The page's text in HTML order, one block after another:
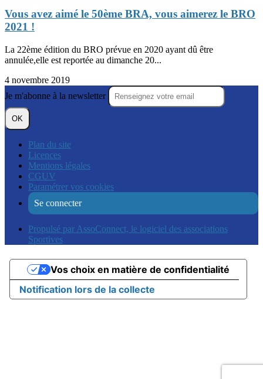
Vous avez aimé le 50ème BRA, vous aimerez le BRO
2021 !
La 22ème édition du BRO prévue en 2020 ayant dû être
annulée,elle est reportée au dimanche 20...
4 novembre 2019
Je m'abonne à la newsletter
OK
Plan du site
Licences
Mentions légales
CGUV
Paramétrer vos cookies
Se connecter
Propulsé par AssoConnect, le logiciel des associations
Sportives
Notification lors de la collecte
Vos choix en matière de confidentialité